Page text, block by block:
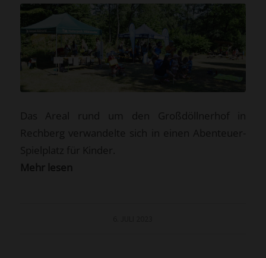
Das Areal rund um den Großdöllnerhof in
Rechberg verwandelte sich in einen Abenteuer-
Spielplatz für Kinder.
Mehr lesen